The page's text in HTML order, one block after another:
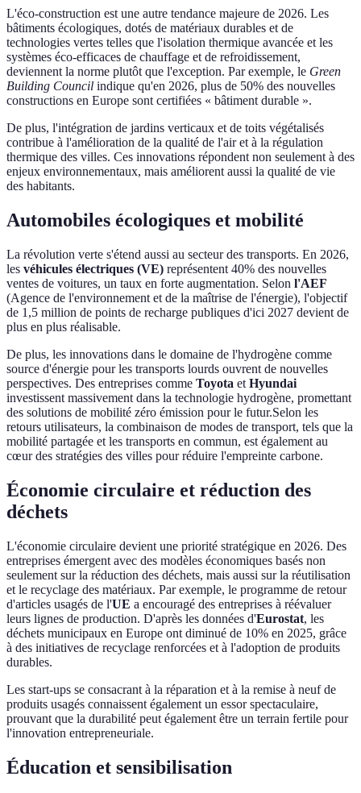
L'éco-construction est une autre tendance majeure de 2026. Les
bâtiments écologiques, dotés de matériaux durables et de
technologies vertes telles que l'isolation thermique avancée et les
systèmes éco-efficaces de chauffage et de refroidissement,
deviennent la norme plutôt que l'exception. Par exemple, le Green
Building Council indique qu'en 2026, plus de 50% des nouvelles
constructions en Europe sont certifiées « bâtiment durable ».
De plus, l'intégration de jardins verticaux et de toits végétalisés
contribue à l'amélioration de la qualité de l'air et à la régulation
thermique des villes. Ces innovations répondent non seulement à des
enjeux environnementaux, mais améliorent aussi la qualité de vie
des habitants.
Automobiles écologiques et mobilité
La révolution verte s'étend aussi au secteur des transports. En 2026,
les véhicules électriques (VE) représentent 40% des nouvelles
ventes de voitures, un taux en forte augmentation. Selon l'AEF
(Agence de l'environnement et de la maîtrise de l'énergie), l'objectif
de 1,5 million de points de recharge publiques d'ici 2027 devient de
plus en plus réalisable.
De plus, les innovations dans le domaine de l'hydrogène comme
source d'énergie pour les transports lourds ouvrent de nouvelles
perspectives. Des entreprises comme Toyota et Hyundai
investissent massivement dans la technologie hydrogène, promettant
des solutions de mobilité zéro émission pour le futur.Selon les
retours utilisateurs, la combinaison de modes de transport, tels que la
mobilité partagée et les transports en commun, est également au
cœur des stratégies des villes pour réduire l'empreinte carbone.
Économie circulaire et réduction des
déchets
L'économie circulaire devient une priorité stratégique en 2026. Des
entreprises émergent avec des modèles économiques basés non
seulement sur la réduction des déchets, mais aussi sur la réutilisation
et le recyclage des matériaux. Par exemple, le programme de retour
d'articles usagés de l'UE a encouragé des entreprises à réévaluer
leurs lignes de production. D'après les données d'Eurostat, les
déchets municipaux en Europe ont diminué de 10% en 2025, grâce
à des initiatives de recyclage renforcées et à l'adoption de produits
durables.
Les start-ups se consacrant à la réparation et à la remise à neuf de
produits usagés connaissent également un essor spectaculaire,
prouvant que la durabilité peut également être un terrain fertile pour
l'innovation entrepreneuriale.
Éducation et sensibilisation